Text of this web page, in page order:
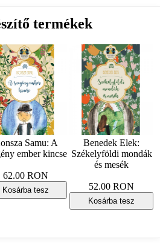
termékek
Samu: A
ember kincse
62.00 RON
Kosárba tesz
Benedek Elek:
Székelyföldi mondák
és mesék
52.00 RON
Kosárba tesz